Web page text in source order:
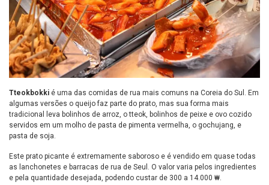
Tteokbokki é uma das comidas de rua mais comuns na Coreia do Sul. Em
algumas versões o queijo faz parte do prato, mas sua forma mais
tradicional leva bolinhos de arroz, o tteok, bolinhos de peixe e ovo cozido
servidos em um molho de pasta de pimenta vermelha, o gochujang, e
pasta de soja.
Este prato picante é extremamente saboroso e é vendido em quase todas
as lanchonetes e barracas de rua de Seul. O valor varia pelos ingredientes
e pela quantidade desejada, podendo custar de 300 a 14.000 ₩.